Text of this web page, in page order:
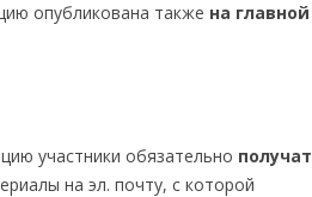
опубликована также на главной
участники обязательно получат
на эл. почту, с которой